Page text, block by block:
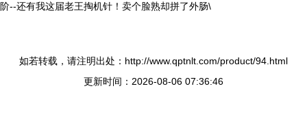
阶--还有我这届老王掏机针！卖个脸熟却拼了外肠\
如若转载，请注明出处：http://www.qptnlt.com/product/94.html
更新时间：2026-08-06 07:36:46